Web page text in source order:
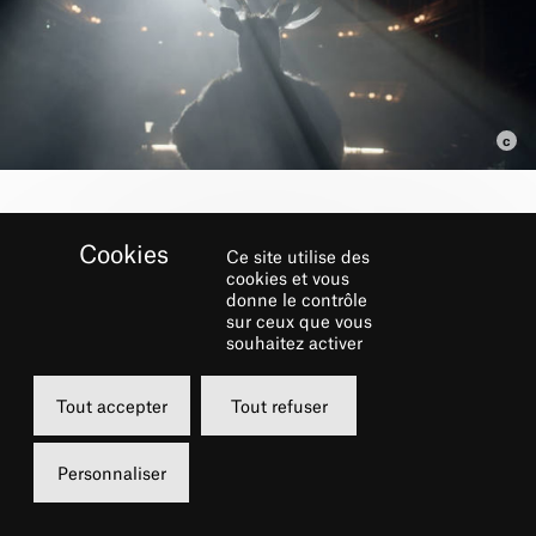
GALERIE
Ce site utilise des
cookies et vous
donne le contrôle
sur ceux que vous
souhaitez activer
Tout accepter Tout refuser
Personnaliser